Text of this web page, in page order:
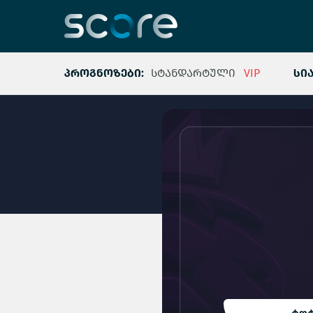
პროგნოზები: სტანდარტული VIP